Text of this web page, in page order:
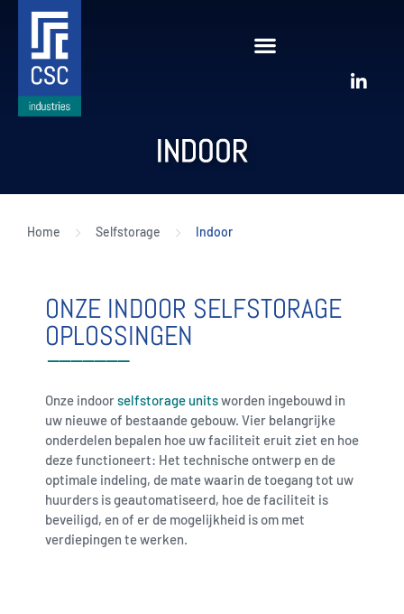
INDOOR
Home Selfstorage Indoor
ONZE INDOOR SELFSTORAGE
OPLOSSINGEN
Onze indoorselfstorage unitsworden ingebouwd in
uw nieuwe of bestaande gebouw. Vier belangrijke
onderdelen bepalen hoe uw faciliteit eruit ziet en hoe
deze functioneert: Het technische ontwerp en de
optimale indeling, de mate waarin de toegang tot uw
huurders is geautomatiseerd, hoe de faciliteit is
beveiligd, en of er de mogelijkheid is om met
verdiepingen te werken.